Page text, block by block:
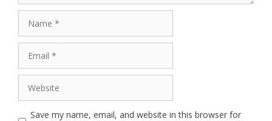
Website
Save my name, email, and website in this browser for